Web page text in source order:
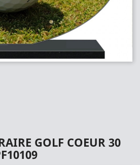
GOLF COEUR 30